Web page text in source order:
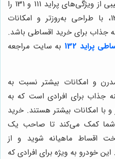
این مدل، ترکیبی از ویژگی‌های پراید 111 و 131 را
ارائه می‌دهد. پراید 132، با طراحی به‌روزتر و امکانات
جذاب برای خرید اقساطی باشد.
پراید 132
به سایت مراجعه
مدرن و امکانات بیشتر نسبت به
جذاب برای افرادی است که به
با امکانات بیشتر هستند. خرید
شما کمک می‌کند تا صاحب یک
اقساط ماهیانه شوید و از
خودرو به ویژه برای افرادی که